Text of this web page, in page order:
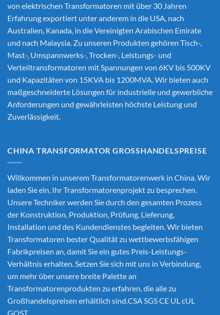
von elektrischen Transformatoren mit über 30 Jahren
Erfahrung exportiert unter anderem in die USA, nach
Australien, Kanada, in die Vereinigten Arabischen Emirate
und nach Malaysia. Zu unseren Produkten gehören Tisch-,
Mast-, Umspannwerks-, Trocken-, Leistungs- und
Verteiltransformatoren mit Spannungen von 6KV bis 500KV
und Kapazitäten von 15KVA bis 1200MVA. Wir bieten auch
maßgeschneiderte Lösungen für industrielle und gewerbliche
Anforderungen und gewährleisten höchste Leistung und
Zuverlässigkeit.
CHINA TRANSFORMATOR GROSSHANDELSPREISE
Willkommen in unserem Transformatorenwerk in China. Wir
laden Sie ein, Ihr Transformatorenprojekt zu besprechen.
Unsere Techniker werden Sie durch den gesamten Prozess
der Konstruktion, Produktion, Prüfung, Lieferung,
Installation und des Kundendienstes begleiten. Wir bieten
Transformatoren bester Qualität zu wettbewerbsfähigen
Fabrikpreisen an, damit Sie ein gutes Preis-Leistungs-
Verhältnis erhalten. Setzen Sie sich mit uns in Verbindung,
um mehr über unsere breite Palette an
Transformatorenprodukten zu erfahren, die alle zu
Großhandelspreisen erhältlich sind.CSA SGS CE UL cUL
GOST